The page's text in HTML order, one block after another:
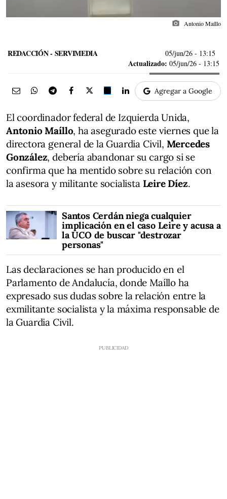
photo_camera Antonio Maíllo
REDACCIÓN - SERVIMEDIA 05/jun/26 - 13:15
Actualizado: 05/jun/26 - 13:15
Agregar a Google
El coordinador federal de Izquierda Unida,
Antonio Maíllo, ha asegurado este viernes que la
directora general de la Guardia Civil, Mercedes
González, debería abandonar su cargo si se
confirma que ha mentido sobre su relación con
la asesora y militante socialista Leire Díez.
Santos Cerdán niega cualquier
implicación en el caso Leire y acusa a
la UCO de buscar "destrozar
personas"
Las declaraciones se han producido en el
Parlamento de Andalucía, donde Maíllo ha
expresado sus dudas sobre la relación entre la
exmilitante socialista y la máxima responsable de
la Guardia Civil.